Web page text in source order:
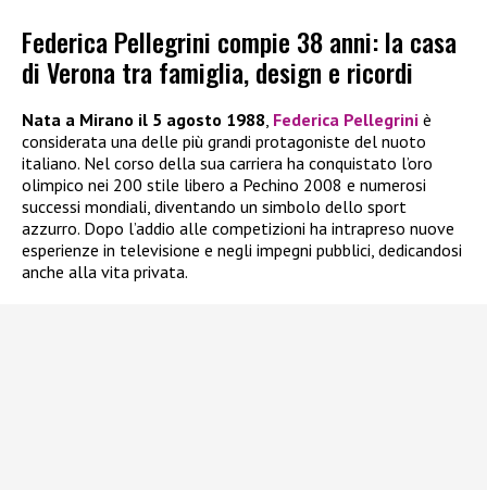
Federica Pellegrini compie 38 anni: la casa
di Verona tra famiglia, design e ricordi
Nata a Mirano il 5 agosto 1988, Federica Pellegrini è
considerata una delle più grandi protagoniste del nuoto
italiano. Nel corso della sua carriera ha conquistato l’oro
olimpico nei 200 stile libero a Pechino 2008 e numerosi
successi mondiali, diventando un simbolo dello sport
azzurro. Dopo l’addio alle competizioni ha intrapreso nuove
esperienze in televisione e negli impegni pubblici, dedicandosi
anche alla vita privata.